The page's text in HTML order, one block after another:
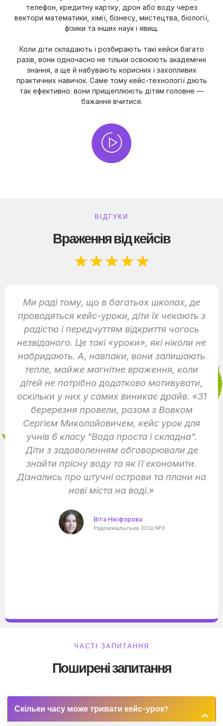
телефон, кредитну картку, дрон або воду через
вектори математики, хімії, бізнесу, мистецтва, біології,
фізики та інших наук і явищ.
Коли діти складають і розбирають такі кейси багато
разів, вони одночасно не тільки освоюють академічні
знання, а ще й набувають корисних і захопливих
практичних навичок. Саме тому кейс-технології діють
так ефективно: вони прищеплюють дітям головне —
бажання вчитися.
ВІДГУКИ
Враження від кейсів
★★★★★
Ми раді тому, що в багатьох школах, де
проводяться кейс-уроки, діти їх чекають з
радістю і передчуттям відкриття чогось
незвіданого. Це такі «уроки», які ніколи не
набридають. А, навпаки, вони залишають
тепле, майже магнітне враження, коли
дітей не потрібно додатково мотивувати,
оскільки у них у самих виникає драйв. «31
беререзня провели, разом з Вовком
Сергієм Миколайовичем, кейс урок для
учнів 6 класу "Вода проста і складна".
Діти з задоволенням обговорювали де
знайти прісну воду та як її економити.
Дізнались про штучні острови та плани на
нові міста на воді.»
Віта Нікіфорова
Радомишльська ЗОШ №3
ЧАСТІ ЗАПИТАННЯ
Поширені запитання
Скільки часу може тривати кейс-урок?